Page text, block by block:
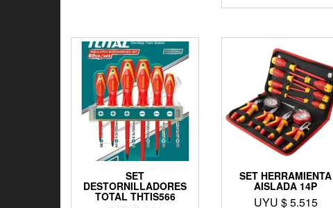
SET
DESTORNILLADORES
TOTAL THTIS566
SET HERRAMIENTA
AISLADA 14P
UYU $5.515